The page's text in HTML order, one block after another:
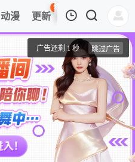
动漫 更新
96
热榜 APP
1